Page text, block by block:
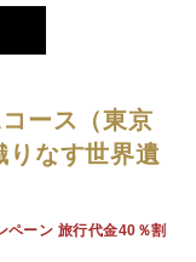
ース（東京
りなす世界遺
ペーン 旅行代金40％割